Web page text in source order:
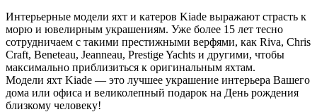
Интерьерные модели яхт и катеров Kiade выражают страсть к
морю и ювелирным украшениям. Уже более 15 лет тесно
сотрудничаем с такими престижными верфями, как Riva, Chris
Craft, Beneteau, Jeanneau, Prestige Yachts и другими, чтобы
максимально приблизиться к оригинальным яхтам.
Модели яхт Kiade — это лучшее украшение интерьера Вашего
дома или офиса и великолепный подарок на День рождения
близкому человеку!